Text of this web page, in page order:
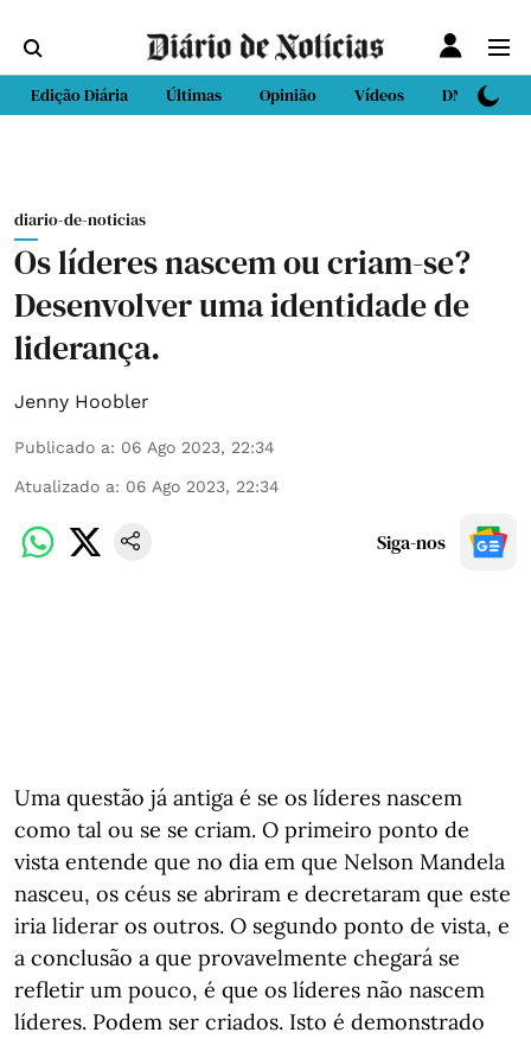
Edição Diária Últimas Opinião Vídeos DN Sport
diario-de-noticias
Os líderes nascem ou criam-se?
Desenvolver uma identidade de
liderança.
Jenny Hoobler
Publicado a: 06 Ago 2023, 22:34
Atualizado a: 06 Ago 2023, 22:34
Siga-nos
Uma questão já antiga é se os líderes nascem
como tal ou se se criam. O primeiro ponto de
vista entende que no dia em que Nelson Mandela
nasceu, os céus se abriram e decretaram que este
iria liderar os outros. O segundo ponto de vista, e
a conclusão a que provavelmente chegará se
refletir um pouco, é que os líderes não nascem
líderes. Podem ser criados. Isto é demonstrado